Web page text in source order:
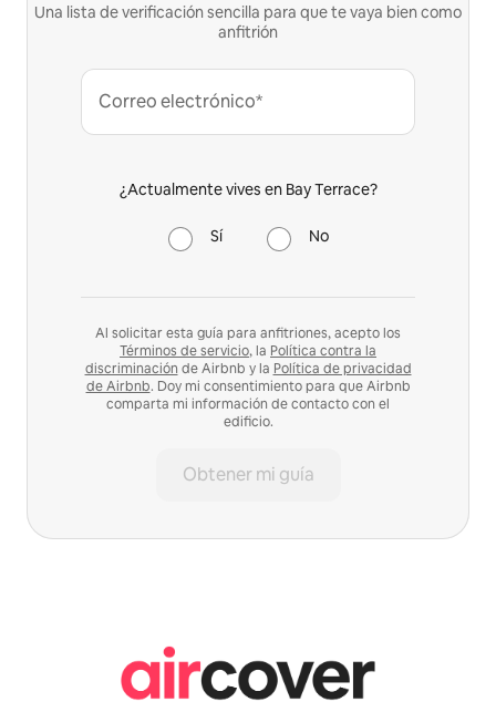
Una lista de verificación sencilla para que te vaya bien como
anfitrión
Correo electrónico*
¿Actualmente vives en Bay Terrace?
Sí No
Al solicitar esta guía para anfitriones, acepto los
Términos de servicio, la Política contra la
discriminación de Airbnb y la Política de privacidad
de Airbnb. Doy mi consentimiento para que Airbnb
comparta mi información de contacto con el
edificio.
Obtener mi guía